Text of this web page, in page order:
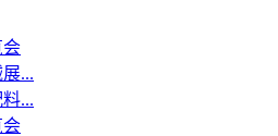
会
...
...
会